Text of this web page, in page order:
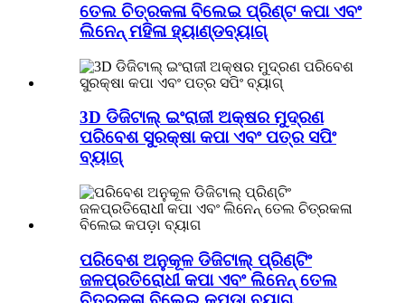
ତେଲ ଚିତ୍ରକଳା ବିଲେଇ ପ୍ରିଣ୍ଟ କପା ଏବଂ
ଲିନେନ୍ ମହିଳା ହ୍ୟାଣ୍ଡବ୍ୟାଗ୍
3D ଡିଜିଟାଲ୍ ଇଂରାଜୀ ଅକ୍ଷର ମୁଦ୍ରଣ
ପରିବେଶ ସୁରକ୍ଷା କପା ଏବଂ ପତ୍ର ସପିଂ
ବ୍ୟାଗ୍
ପରିବେଶ ଅନୁକୂଳ ଡିଜିଟାଲ୍ ପ୍ରିଣ୍ଟିଂ
ଜଳପ୍ରତିରୋଧୀ କପା ଏବଂ ଲିନେନ୍ ତେଲ